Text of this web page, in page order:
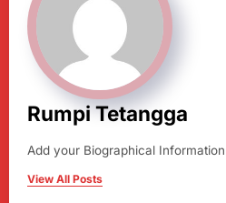
Rumpi Tetangga
Add your Biographical
View All Posts